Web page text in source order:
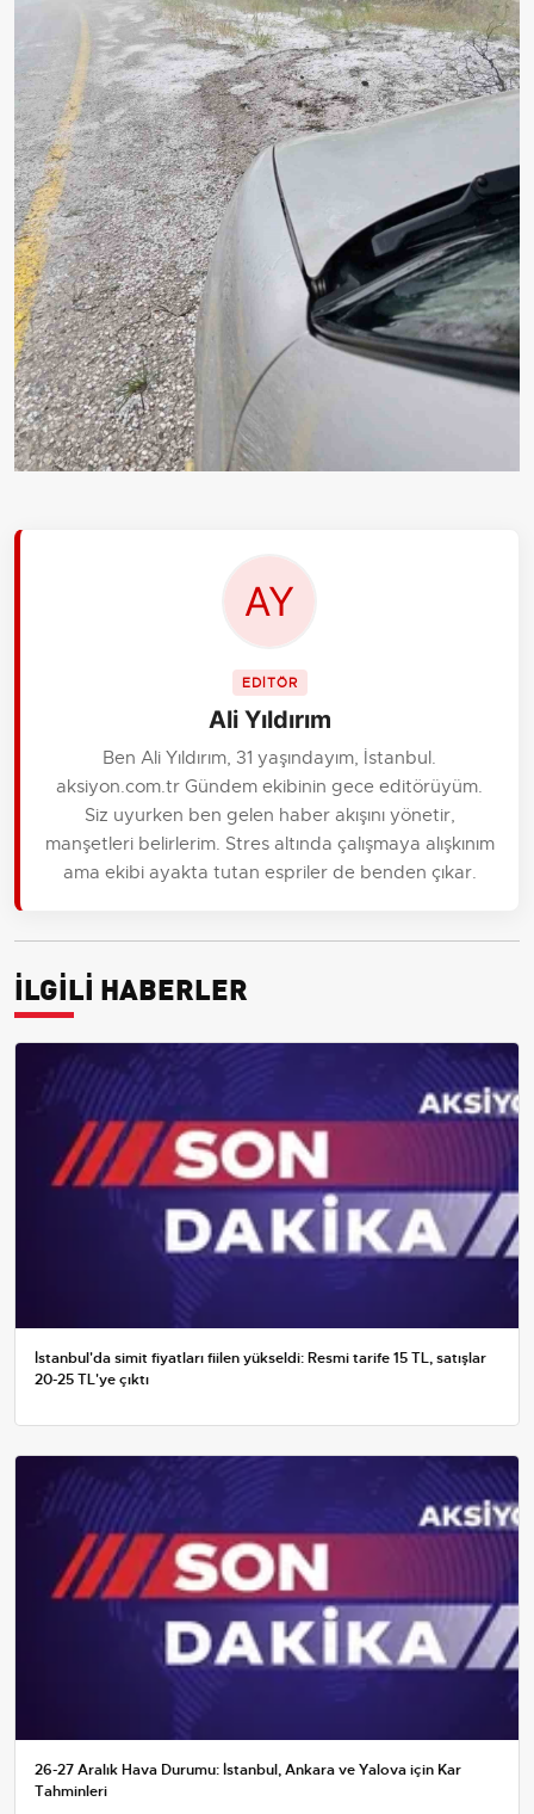
EDİTÖR
Ali Yıldırım
Ben Ali Yıldırım, 31 yaşındayım, İstanbul.
aksiyon.com.tr Gündem ekibinin gece editörüyüm.
Siz uyurken ben gelen haber akışını yönetir,
manşetleri belirlerim. Stres altında çalışmaya alışkınım
ama ekibi ayakta tutan espriler de benden çıkar.
İLGİLİ HABERLER
İstanbul'da simit fiyatları fiilen yükseldi: Resmi tarife 15 TL, satışlar
20-25 TL'ye çıktı
26-27 Aralık Hava Durumu: İstanbul, Ankara ve Yalova için Kar
Tahminleri